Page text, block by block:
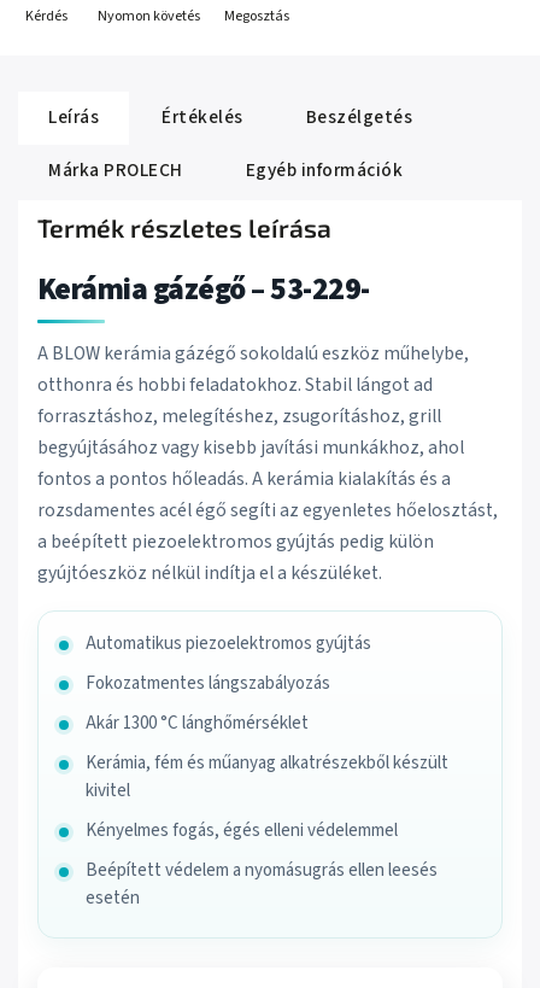
Kérdés Nyomon követés Megosztás
Leírás Értékelés
Beszélgetés
Márka PROLECH Egyéb információk
Termék részletes leírása
Kerámia gázégő – 53-229-
A BLOW kerámia gázégő sokoldalú eszköz műhelybe,
otthonra és hobbi feladatokhoz. Stabil lángot ad
forrasztáshoz, melegítéshez, zsugorításhoz, grill
begyújtásához vagy kisebb javítási munkákhoz, ahol
fontos a pontos hőleadás. A kerámia kialakítás és a
rozsdamentes acél égő segíti az egyenletes hőelosztást,
a beépített piezoelektromos gyújtás pedig külön
gyújtóeszköz nélkül indítja el a készüléket.
Automatikus piezoelektromos gyújtás
Fokozatmentes lángszabályozás
Akár 1300 °C lánghőmérséklet
Kerámia, fém és műanyag alkatrészekből készült
kivitel
Kényelmes fogás, égés elleni védelemmel
Beépített védelem a nyomásugrás ellen leesés
esetén